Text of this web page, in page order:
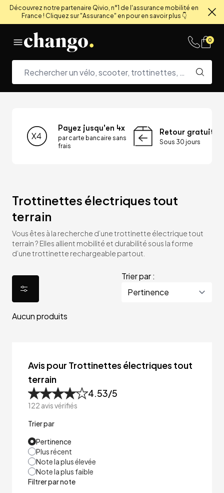
Découvrez notre partenaire Qivio, n°1 de l'assurance mobilité en
France ! Cliquez sur "Assurance" en pour en savoir plus 👇
0
Payez jusqu'en 4x
par carte bancaire sans
frais
Retour gratuit
Sous 30 jours
Trottinettes électriques tout
terrain
Vous êtes à la recherche d’une trottinette électrique tout
terrain ? Elles allient mobilité et durabilité sous la forme
d’une trottinette rechargeable partout.
Trier par :
Aucun produits
Avis pour Trottinettes électriques tout
terrain
4.53/5
122 avis vérifiés
Trier par
Pertinence
Plus récent
Note la plus élevée
Note la plus faible
Filtrer par note